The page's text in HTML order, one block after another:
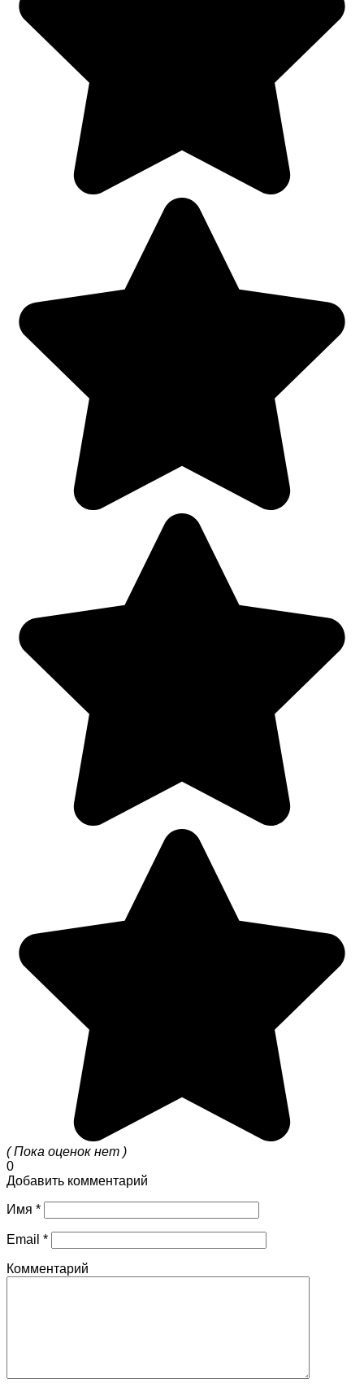
( Пока оценок нет )
0
Добавить комментарий
Имя *
Email *
Комментарий